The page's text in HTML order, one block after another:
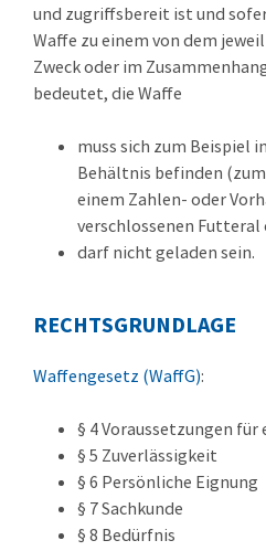
und zugriffsbereit ist und
Waffe zu einem von dem
Zweck oder im
bedeutet, die Waffe
muss sich zum Beispiel
Behältnis befinden
einem Zahlen- oder
verschlossenen
darf nicht geladen sein.
RECHTSGRUNDLAGE
Waffengesetz (WaffG):
§ 4 Voraussetzungen für
§ 5 Zuverlässigkeit
§ 6 Persönliche Eignung
§ 7 Sachkunde
§ 8 Bedürfnis